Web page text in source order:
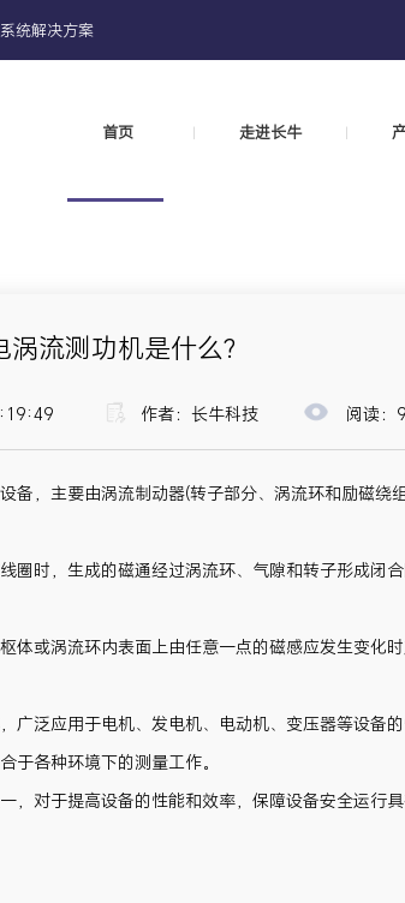
统解决方案
首页 | 走进长牛 |
涡流测功机是什么?
作者：长牛科技 阅读：
备，主要由涡流制动器(转子部分、涡流环和励磁绕
时，生成的磁通经过涡流环、气隙和转子形成闭
或涡流环内表面上由任意一点的磁感应发生变化
广泛应用于电机、发电机、电动机、变压器等设备的
各种环境下的测量工作。
，对于提高设备的性能和效率，保障设备安全运行具